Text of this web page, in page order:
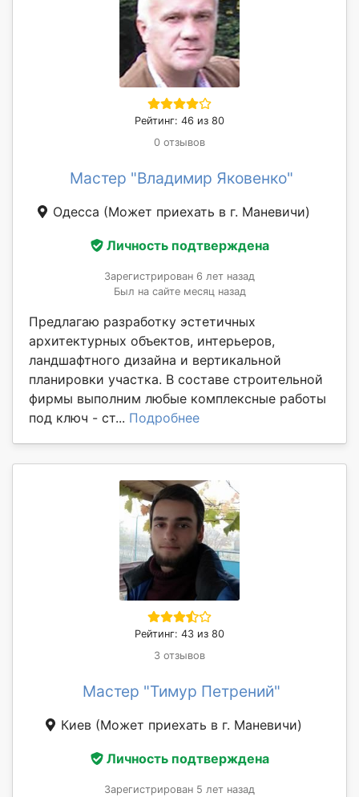
Рейтинг: 46 из 80
0 отзывов
Мастер "Владимир Яковенко"
Одесса (Может приехать в г. Маневичи)
Личность подтверждена
Зарегистрирован 6 лет назад
Был на сайте месяц назад
Предлагаю разработку эстетичных
архитектурных объектов, интерьеров,
ландшафтного дизайна и вертикальной
планировки участка. В составе строительной
фирмы выполним любые комплексные работы
под ключ - ст... Подробнее
Рейтинг: 43 из 80
3 отзывов
Мастер "Тимур Петрений"
Киев (Может приехать в г. Маневичи)
Личность подтверждена
Зарегистрирован 5 лет назад